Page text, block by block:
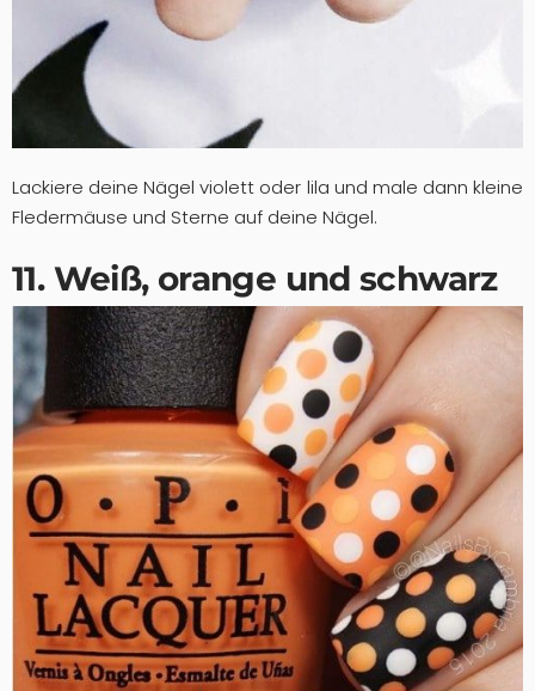
Lackiere deine Nägel violett oder lila und male dann kleine
Fledermäuse und Sterne auf deine Nägel.
11. Weiß, orange und schwarz